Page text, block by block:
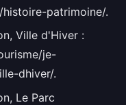
patrimoine/.
Ville d'Hiver :
je-
dhiver/.
Le Parc